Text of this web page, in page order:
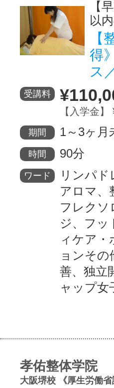
【
以
【
得
ス
受講料
【入学金
期間 1～3ヶ月
時間 90分
ワード
リンパ
アロマ、
フレクソ
ジ、フッ
ィケア
ョンその
善、独立
ャップ女
孝佑整体学院
大阪堺校 《厚生労働